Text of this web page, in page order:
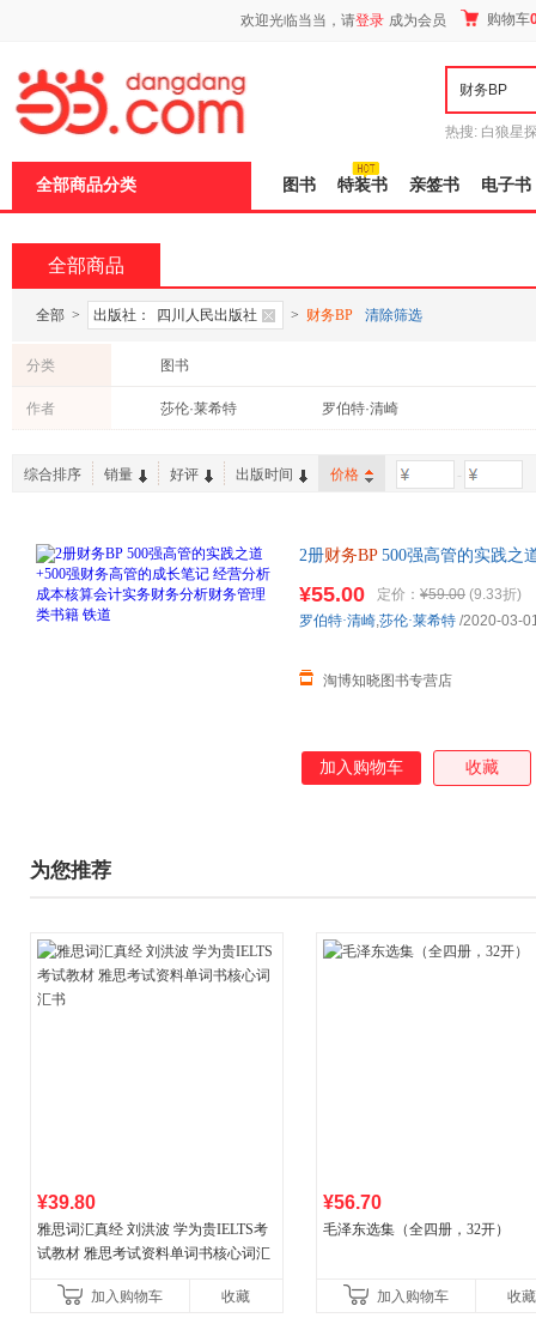
欢迎光临当当，请登录 成为会员 购物车
热搜: 白狼星
全部商品分类 图书 特装书 亲签书 电子书
全部商品
全部 > 出版社： 四川人民出版社 > 财务BP 清除筛选
分类 图书
作者 莎伦·莱希特 罗伯特·清崎
综合排序 销量 好评 出版时间 价格 -
2册财务BP500强高管的实践之
¥55.00 定价： ¥59.00 (9.33折)
淘博知晓图书专营店
罗伯特·清崎,莎伦·莱希特 /2020-03-
加入购物车 收藏
为您推荐
¥39.80
雅思词汇真经 刘洪波 学为贵IELTS考
试教材 雅思考试资料单词书核心词汇
加入购物车
收藏
¥56.70
毛泽东选集（全四册，32开）
加入购物车 收藏
页
加